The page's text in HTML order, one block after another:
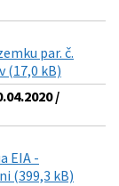
par. č.
(17,0 kB)
/
EIA -
(399,3 kB)